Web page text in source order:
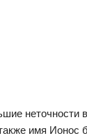
неточности
имя Ионос